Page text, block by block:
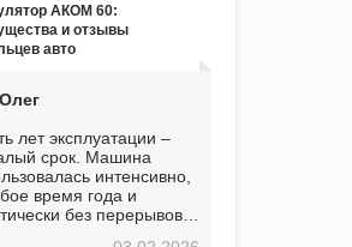
Долго сомневался
приобретением, но в
ни разу не пожалел.
избавляющее от
боли, связанной с
Подтверждаю
АКОМ 60:
и отзывы
авто
Олег
лет эксплуатации –
срок. Машина
интенсивно,
время года и
без перерывов.